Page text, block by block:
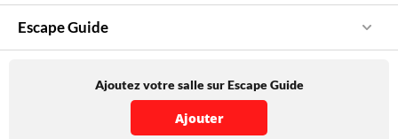
Escape Guide
Ajoutez votre salle sur Escape Guide
Ajouter